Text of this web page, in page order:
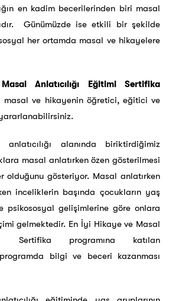
en kadim becerilerinden biri masal
Günümüzde ise etkili bir şekilde
her ortamda masal ve hikayelere
Anlatıcılığı Eğitimi Sertifika
masal ve hikayenin öğretici, eğitici ve
alanında biriktirdiğimiz
masal anlatırken özen gösterilmesi
olduğunu gösteriyor. Masal anlatırken
inceliklerin başında çocukların yaş
psikososyal gelişimlerine göre onlara
gelmektedir. En İyi Hikaye ve Masal
Sertifika programına katılan
bilgi ve beceri kazanması